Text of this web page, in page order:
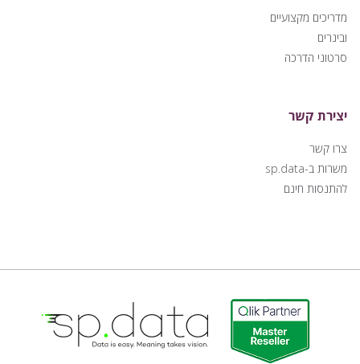
מדריכים מקצועיים
ובינרים
סרטוני הדרכה
יצירת קשר
צרו קשר
משרות ב-sp.data
להתנסות חינם